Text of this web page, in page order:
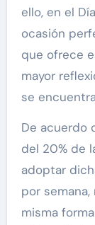
ello, en el
ocasión
que ofrece
mayor
se
De acuerdo
del 20% de
adoptar
por
misma